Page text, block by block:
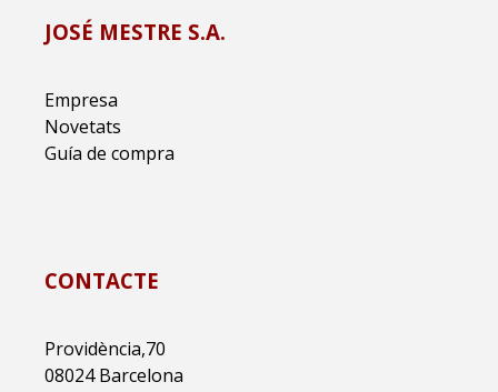
JOSÉ MESTRE S.A.
Empresa
Novetats
Guía de compra
CONTACTE
Providència,70
08024 Barcelona